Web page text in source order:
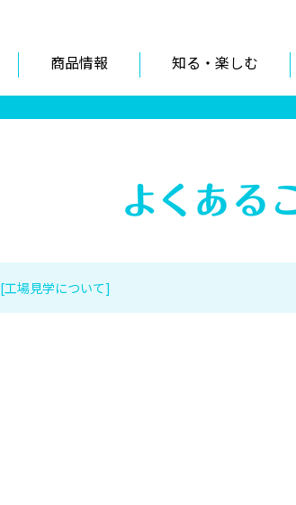
商品情報 知る・楽しむ
[工場見学について]